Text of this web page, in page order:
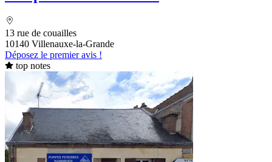
13 rue de couailles
10140 Villenauxe-la-Grande
Déposez le premier avis !
top notes